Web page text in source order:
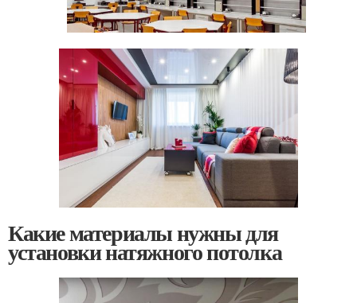
Какие материалы нужны для
установки натяжного потолка